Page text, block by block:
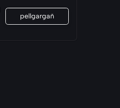
pellgargañ